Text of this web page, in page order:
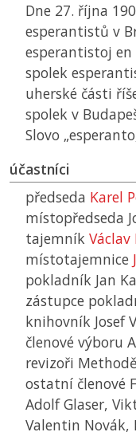
Dne 27. října
esperantistů v
esperantistoj
spolek
uherské části
spolek v
Slovo
účastníci
předseda Karel
místopředseda
tajemník Václav
místotajemnice
pokladník Jan
zástupce
knihovník Josef
členové výboru
revizoři
ostatní členové
Adolf Glaser,
Valentin Novák,